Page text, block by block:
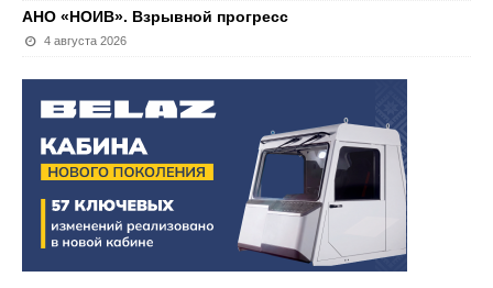
АНО «НОИВ». Взрывной прогресс
4 августа 2026